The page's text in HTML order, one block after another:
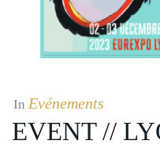
In Evénements
EVENT //